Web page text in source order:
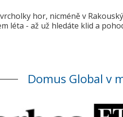
hor, nicméně v
léta - až už hledáte klid a
Domus Global v